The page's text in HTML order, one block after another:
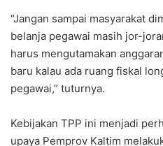
“Jangan sampai masyarakat
belanja pegawai masih jor-
harus mengutamakan
baru kalau ada ruang fiskal
pegawai,” tuturnya.
Kebijakan TPP ini menjadi
upaya Pemprov Kaltim